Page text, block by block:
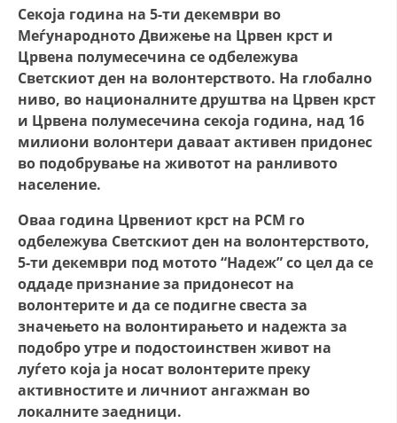
КОНТАКТ ИНФОРМАЦИИ
ЧЛЕНСТВО ВО ПРОФЕСИОНАЛНИ ТЕЛА
ЗАКОН ЗА ЦКРМ
СТАТУТ НА ЦКРМ
ОРГАНИЗАЦИЈА И РАЗВОЈ
РАКОВОДЕН ОДБОР
СОБРАНИЕ
СТРУКТУРА И ОРГАНИЗАЦИОНА ПОСТАВЕНОСТ
ДИСЕМИНАЦИЈА
Секоја година на 5-ти декември во
Меѓународното Движење на Црвен крст и
Црвена полумесечина се одбележува
Светскиот ден на волонтерството. На глобално
ниво, во националните друштва на Црвен крст
и Црвена полумесечина секоја година, над 16
милиони волонтери даваат активен придонес
во подобрување на животот на ранливото
население.
Оваа година Црвениот крст на РСМ го
одбележува Светскиот ден на волонтерството,
5-ти декември под мотото “Надеж” со цел да се
оддаде признание за придонесот на
волонтерите и да се подигне свеста за
значењето на волонтирањето и надежта за
подобро утре и подостоинствен живот на
луѓето која ја носат волонтерите преку
активностите и личниот ангажман во
локалните заедници.